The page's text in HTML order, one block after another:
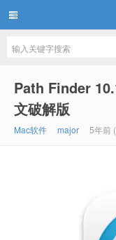
Path Finder
文破解版
Mac软件 major 5年前